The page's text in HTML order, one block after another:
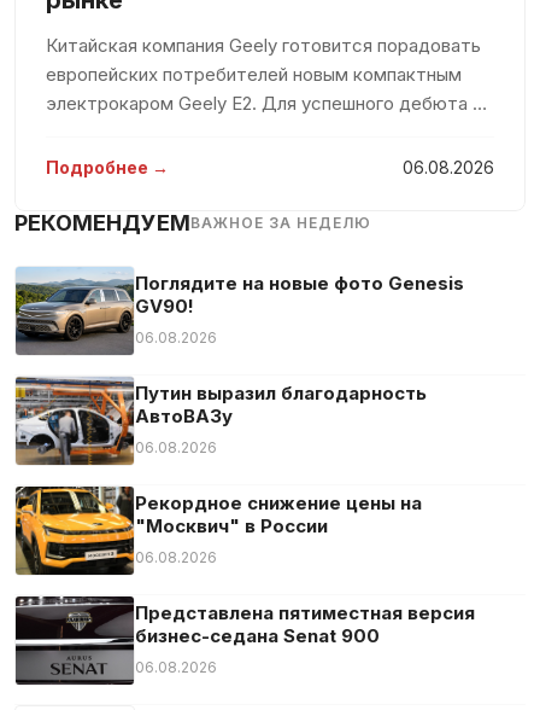
Противотуманная фара
Распознавание дорожных знаков
Светодиодные габаритные огни
Светодиодные фары
Система предупреждения об усталости
Тюнер/радио
Усилитель руля
Электрозеркала
Электростекла
Китайская компания Geely готовится порадовать
европейских потребителей новым компактным
электрокаром Geely E2. Для успешного дебюта на
стремясь захватить значительную долю среди
Подробнее → 06.08.2026
РЕКОМЕНДУЕМВАЖНОЕ ЗА НЕДЕЛЮ
Поглядите на новые фото Genesis
GV90!
06.08.2026
Путин выразил благодарность
АвтоВАЗу
06.08.2026
Рекордное снижение цены на
"Москвич" в России
06.08.2026
Представлена пятиместная версия
бизнес-седана Senat 900
06.08.2026